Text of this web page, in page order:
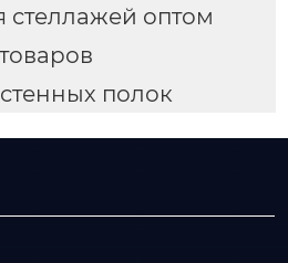
оптом
полок